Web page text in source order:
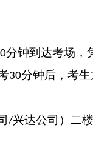
分钟到达考场，
30分钟后，考生
/兴达公司 ）二楼